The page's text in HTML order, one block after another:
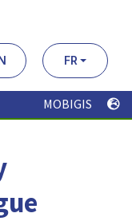
FR
MOBIGIS